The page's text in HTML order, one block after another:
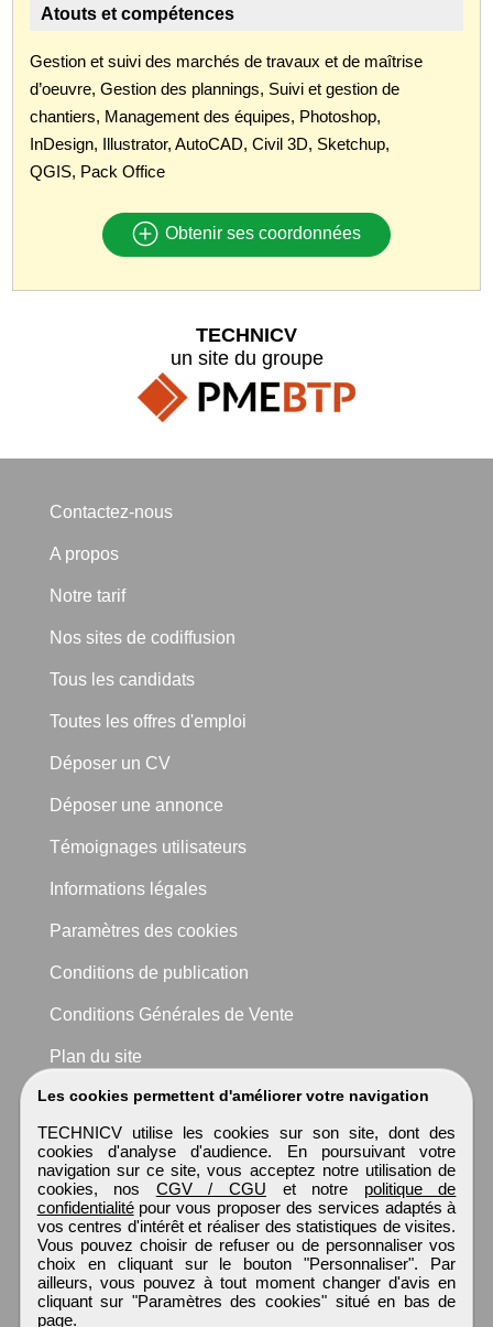
Atouts et compétences
Gestion et suivi des marchés de travaux et de maîtrise
d’oeuvre, Gestion des plannings, Suivi et gestion de
chantiers, Management des équipes, Photoshop,
InDesign, Illustrator, AutoCAD, Civil 3D, Sketchup,
QGIS, Pack Office
Obtenir ses coordonnées
Les cookies permettent d'améliorer votre navigation
TECHNICV utilise les cookies sur son site, dont des
cookies d'analyse d'audience. En poursuivant votre
navigation sur ce site, vous acceptez notre utilisation de
cookies, nos CGV / CGU et notre politique de
confidentialitépour vous proposer des services adaptés à
vos centres d'intérêt et réaliser des statistiques de visites.
Vous pouvez choisir de refuser ou de personnaliser vos
choix en cliquant sur le bouton "Personnaliser". Par
ailleurs, vous pouvez à tout moment changer d'avis en
cliquant sur "Paramètres des cookies" situé en bas de
page.
TECHNICV
un site du groupe
Contactez-nous
A propos
Notre tarif
Nos sites de codiffusion
Tous les candidats
Toutes les offres d'emploi
Déposer un CV
Déposer une annonce
Témoignages utilisateurs
Informations légales
Paramètres des cookies
Conditions de publication
Conditions Générales de Vente
Plan du site